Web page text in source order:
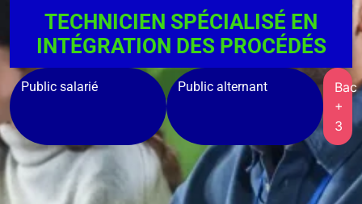
TECHNICIEN SPÉCIALISÉ EN
INTÉGRATION DES PROCÉDÉS
Public salarié Public alternant
Bac
+
3